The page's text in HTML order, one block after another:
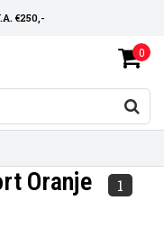
€250,-
0
Oranje 1